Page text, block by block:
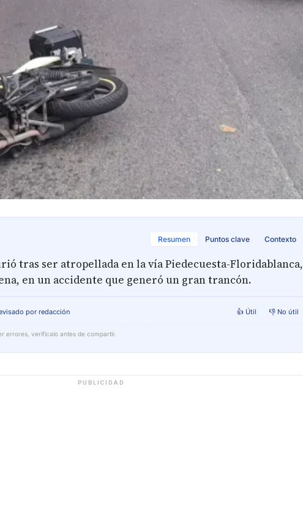
Resumen Puntos clave Contexto
tras ser atropellada en la vía Piedecuesta-Floridablanca,
en un accidente que generó un gran trancón.
por redacción 👍 Útil 👎 No útil
errores, verifícalo antes de compartir.
PUBLICIDAD